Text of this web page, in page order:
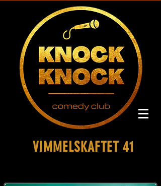
VIMMELSKAFTET 41